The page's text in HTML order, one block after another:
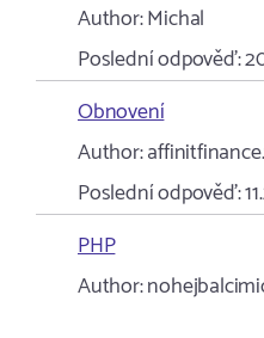
Author:Michal
Poslední odpověď:
Obnovení
Author:
Poslední odpověď:
PHP
Author: